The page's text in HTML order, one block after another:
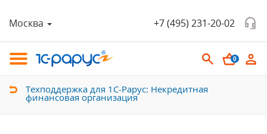
Москва +7 (495) 231-20-02
0
Техподдержка для 1С-Рарус: Некредитная
финансовая организация